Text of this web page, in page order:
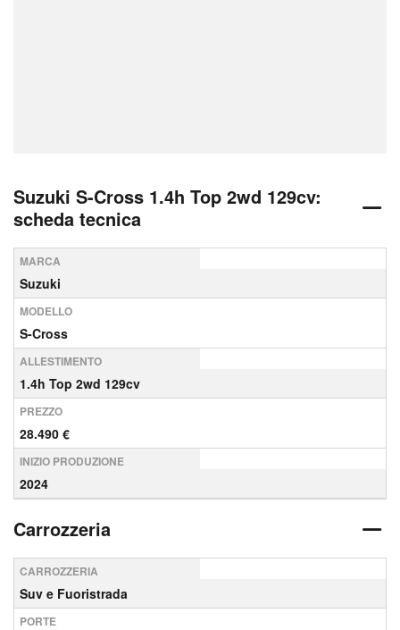
Suzuki S-Cross 1.4h Top 2wd 129cv:
scheda tecnica
MARCA
Suzuki
MODELLO
S-Cross
ALLESTIMENTO
1.4h Top 2wd 129cv
PREZZO
28.490 €
INIZIO PRODUZIONE
2024
Carrozzeria
CARROZZERIA
Suv e Fuoristrada
PORTE